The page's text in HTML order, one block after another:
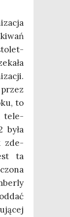
to
tele­
była
zde­
ta